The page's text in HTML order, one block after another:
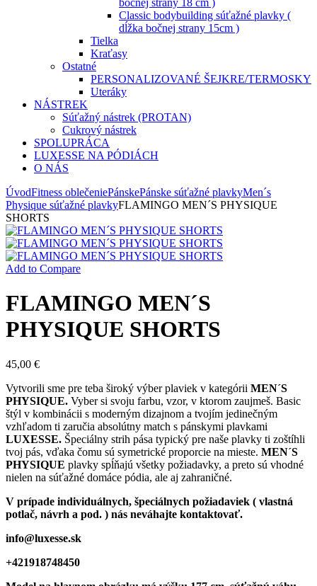
bočnej strany 18 cm )
Classic bodybuilding súťažné plavky (
dĺžka bočnej strany 15cm )
Tielka
Kraťasy
Ostatné
PERSONALIZOVANÉ ŠEJKRE/TERMOSKY
Uteráky
NÁSTREK
Súťažný nástrek (PROTAN)
Cukrový nástrek
SPOLUPRÁCA
LUXESSE NA PÓDIÁCH
O NÁS
ÚvodFitness oblečeniePánskePánske súťažné plavkyMen´s
Physique súťažné plavkyFLAMINGO MEN´S PHYSIQUE
SHORTS
Add to Compare
FLAMINGO MEN´S
PHYSIQUE SHORTS
45,00 €
Vytvorili sme pre teba široký výber plaviek v kategórii MEN´S
PHYSIQUE. Vyber si svoju farbu, vzor, v ktorom zaujmeš. Basic
štýl v kombinácii s moderným dizajnom a tvojím jedinečným
vzhľadom ti zaručia absolútny match s pánskymi plavkami
LUXESSE. Špeciálny strih pása typický pre naše plavky ti zoštíhli
tvoj pás, vďaka čomu sú symetrické proporcie na mieste. MEN´S
PHYSIQUE plavky spĺňajú všetky požiadavky, a preto sú vhodné
nielen na súťažné domáce pódia, ale aj zahraničné.
V prípade individuálnych, špeciálnych požiadaviek ( vlastná
potlač, návrh a pod. ) nás neváhajte kontaktovať.
info@luxesse.sk
+421918748450